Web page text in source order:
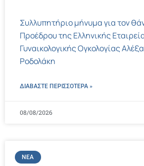
Συλλυπητήριο μήνυμα για τον
Προέδρου της Ελληνικής
Γυναικολογικής Ογκολογίας
Ροδολάκη
ΔΙΑΒΑΣΤΕ ΠΕΡΙΣΣΌΤΕΡΑ »
08/08/2026
ΝΈΑ